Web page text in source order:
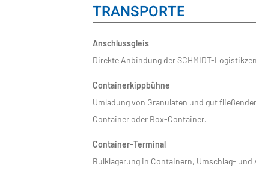
TRANSPORTE
Anschlussgleis
Direkte Anbindung der SCHMIDT-
Containerkippbühne
Umladung von Granulaten und gut
Container oder Box-Container.
Container-Terminal
Bulklagerung in Containern, Umschlag-